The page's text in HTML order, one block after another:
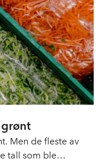
Men de fleste av
tall som ble